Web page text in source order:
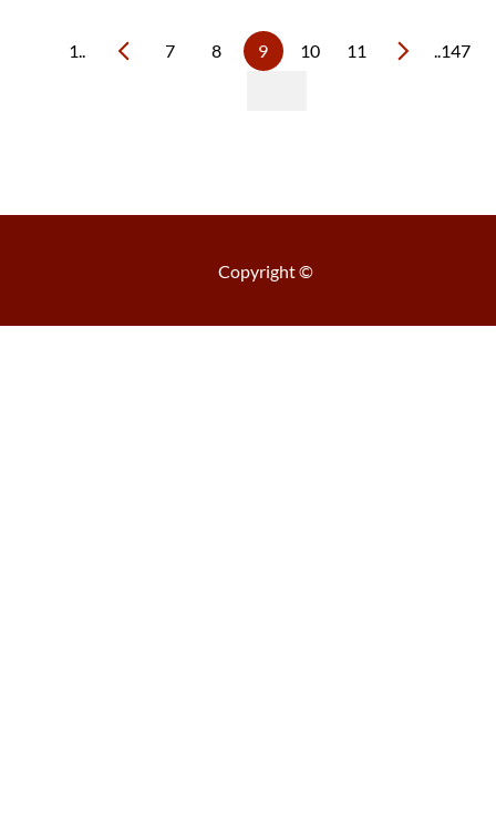
1.. 7 8 9 10 11 ..147
Copyright ©